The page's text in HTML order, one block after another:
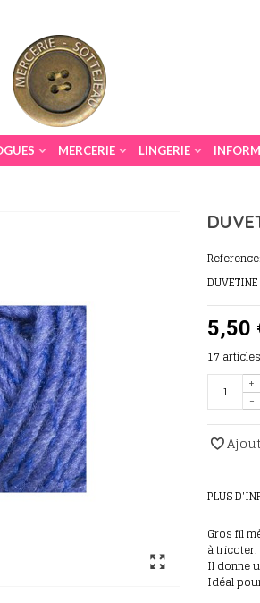
MERCERIE LINGERIE
5,50
17 articles
-
+
PLUS
Gros fil
à tricoter.
Il donne
Idéal